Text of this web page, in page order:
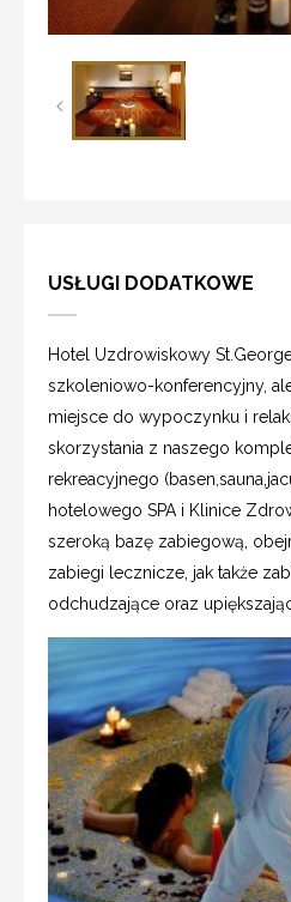
USŁUGI DODATKOWE
Hotel Uzdrowiskowy
szkoleniowo-konferencyjny,
miejsce do wypoczynku i
skorzystania z naszego
rekreacyjnego
hotelowego SPA i Klinice
szeroką bazę zabiegową,
zabiegi lecznicze, jak także
odchudzające oraz